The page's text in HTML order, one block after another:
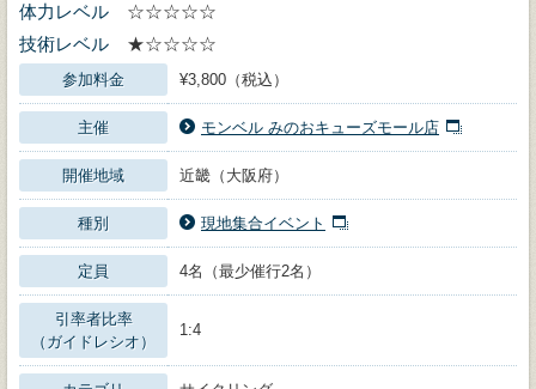
体力レベル
☆☆☆☆☆
技術レベル
★☆☆☆☆
参加料金 ¥3,800（税込）
主催 モンベル みのおキューズモール店
開催地域 近畿（大阪府）
種別 現地集合イベント
定員 4名（最少催行2名）
引率者比率
（ガイドレシオ）
1:4